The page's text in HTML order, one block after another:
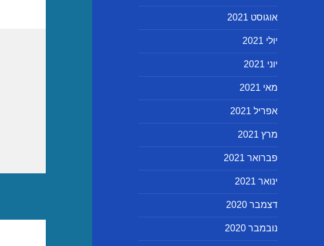
אוגוסט 2021
יולי 2021
יוני 2021
מאי 2021
אפריל 2021
מרץ 2021
פברואר 2021
ינואר 2021
דצמבר 2020
נובמבר 2020